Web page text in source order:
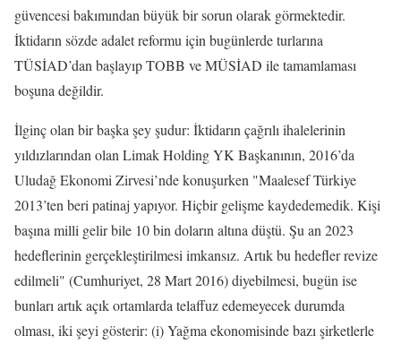
güvencesi bakımından büyük bir sorun olarak görmektedir.
İktidarın sözde adalet reformu için bugünlerde turlarına
TÜSİAD’dan başlayıp TOBB ve MÜSİAD ile tamamlaması
boşuna değildir.
İlginç olan bir başka şey şudur: İktidarın çağrılı ihalelerinin
yıldızlarından olan Limak Holding YK Başkanının, 2016’da
Uludağ Ekonomi Zirvesi’nde konuşurken "Maalesef Türkiye
2013’ten beri patinaj yapıyor. Hiçbir gelişme kaydedemedik. Kişi
başına milli gelir bile 10 bin doların altına düştü. Şu an 2023
hedeflerinin gerçekleştirilmesi imkansız. Artık bu hedefler revize
edilmeli" (Cumhuriyet, 28 Mart 2016) diyebilmesi, bugün ise
bunları artık açık ortamlarda telaffuz edemeyecek durumda
olması, iki şeyi gösterir: (i) Yağma ekonomisinde bazı şirketlerle